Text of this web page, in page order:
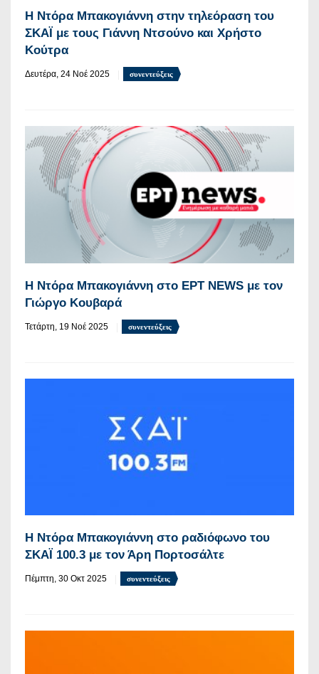
Η Ντόρα Μπακογιάννη στην τηλεόραση του
ΣΚΑΪ με τους Γιάννη Ντσούνο και Χρήστο
Κούτρα
Δευτέρα, 24 Νοέ 2025 συνεντεύξεις
Η Ντόρα Μπακογιάννη στο ΕΡΤ NEWS με τον
Γιώργο Κουβαρά
Τετάρτη, 19 Νοέ 2025 συνεντεύξεις
Η Ντόρα Μπακογιάννη στο ραδιόφωνο του
ΣΚΑΪ 100.3 με τον Άρη Πορτοσάλτε
Πέμπτη, 30 Οκτ 2025 συνεντεύξεις